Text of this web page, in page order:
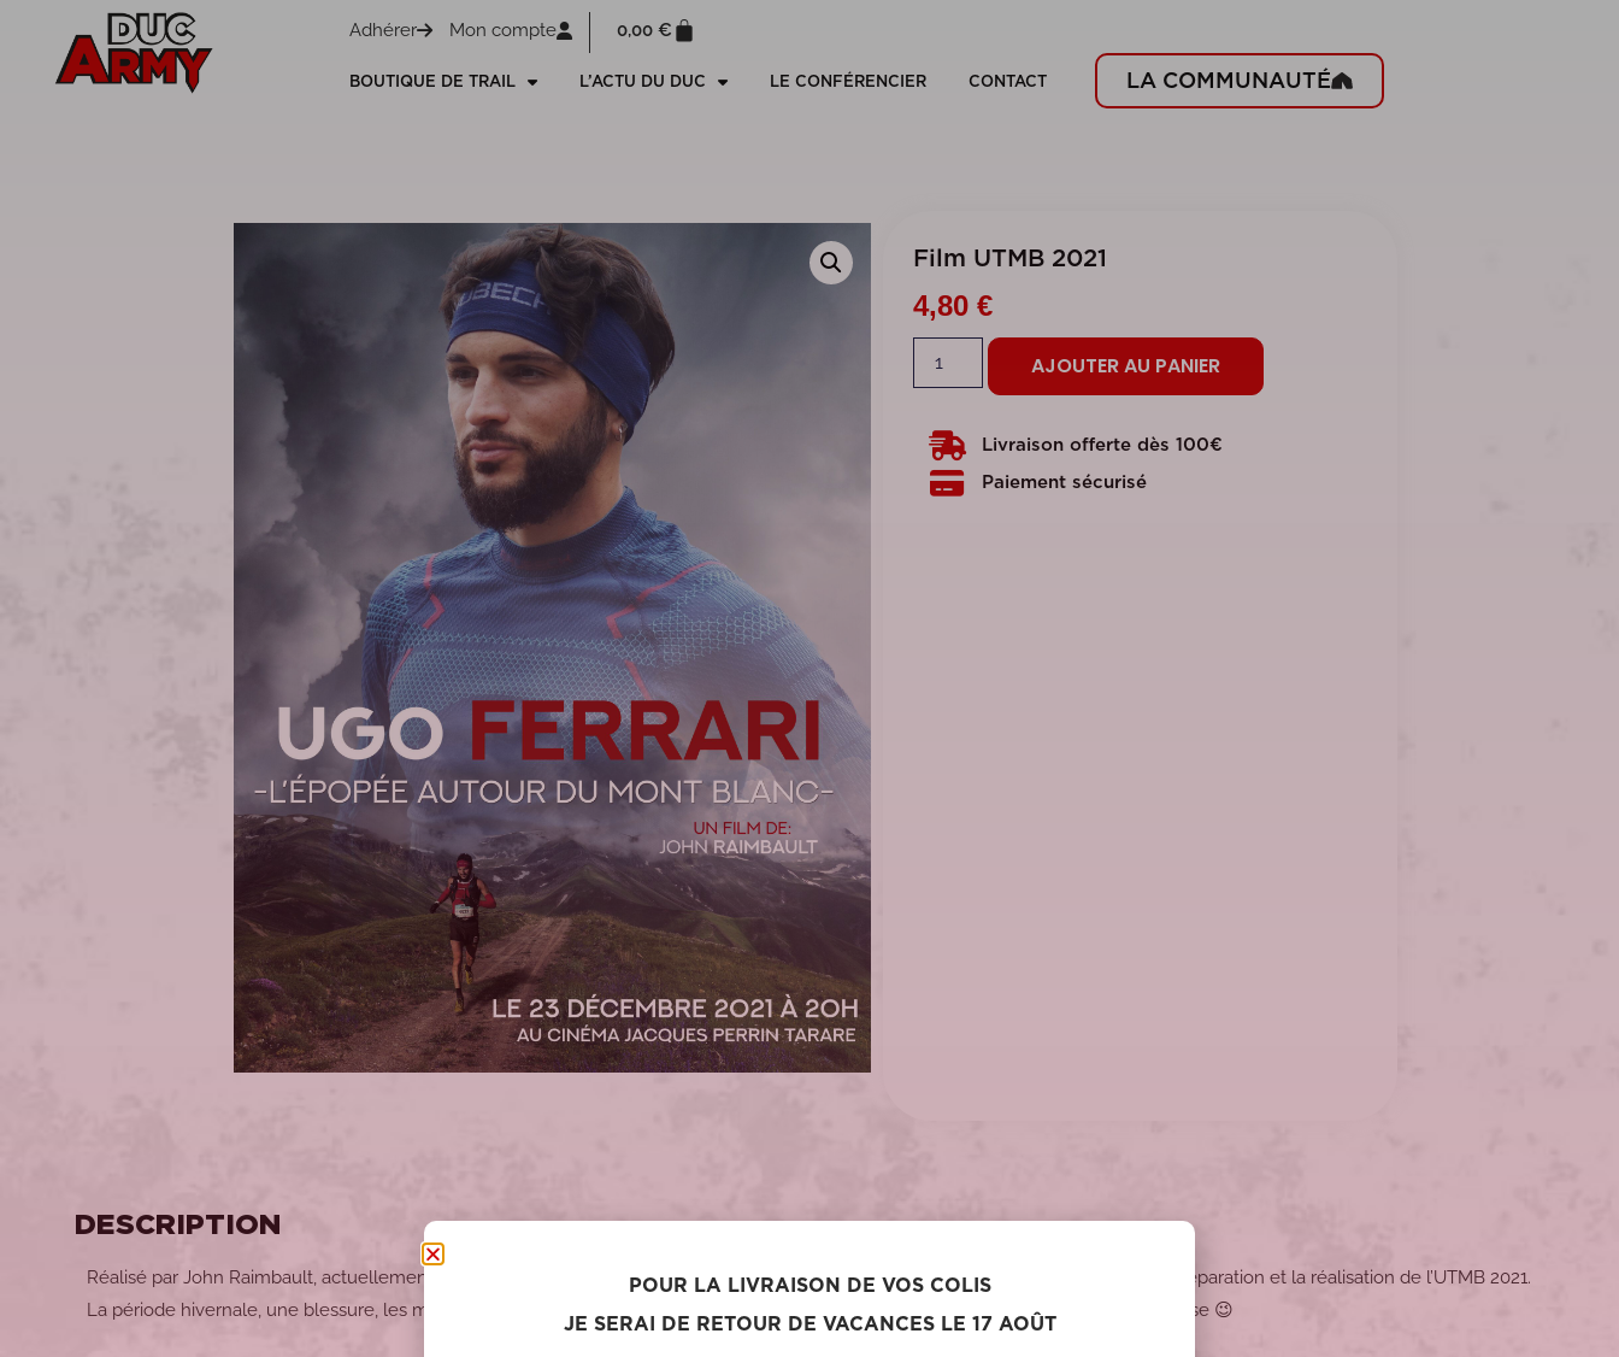
Adhérer Mon compte 0,00 €
BOUTIQUE DE TRAIL L’ACTU DU DUC LE CONFÉRENCIER CONTACT LA COMMUNAUTÉ
Film UTMB 2021
4,80 €
AJOUTER AU PANIER
Livraison offerte dès 100€
Paiement sécurisé
DESCRIPTION
Réalisé par John Raimbault, actuellement étudiant en école de cinéma et surtout passionné de sports outdoor, ce film retrace ma préparation et la réalisation de l’UTMB 2021.
La période hivernale, une blessure, les modifications à apporter à cause du Covid, le stage en altitude, l’UTMb et un retour sur la course 😉
Panneau de gestion des cookies
POUR LA LIVRAISON DE VOS COLIS
JE SERAI DE RETOUR DE VACANCES LE 17 AOÛT